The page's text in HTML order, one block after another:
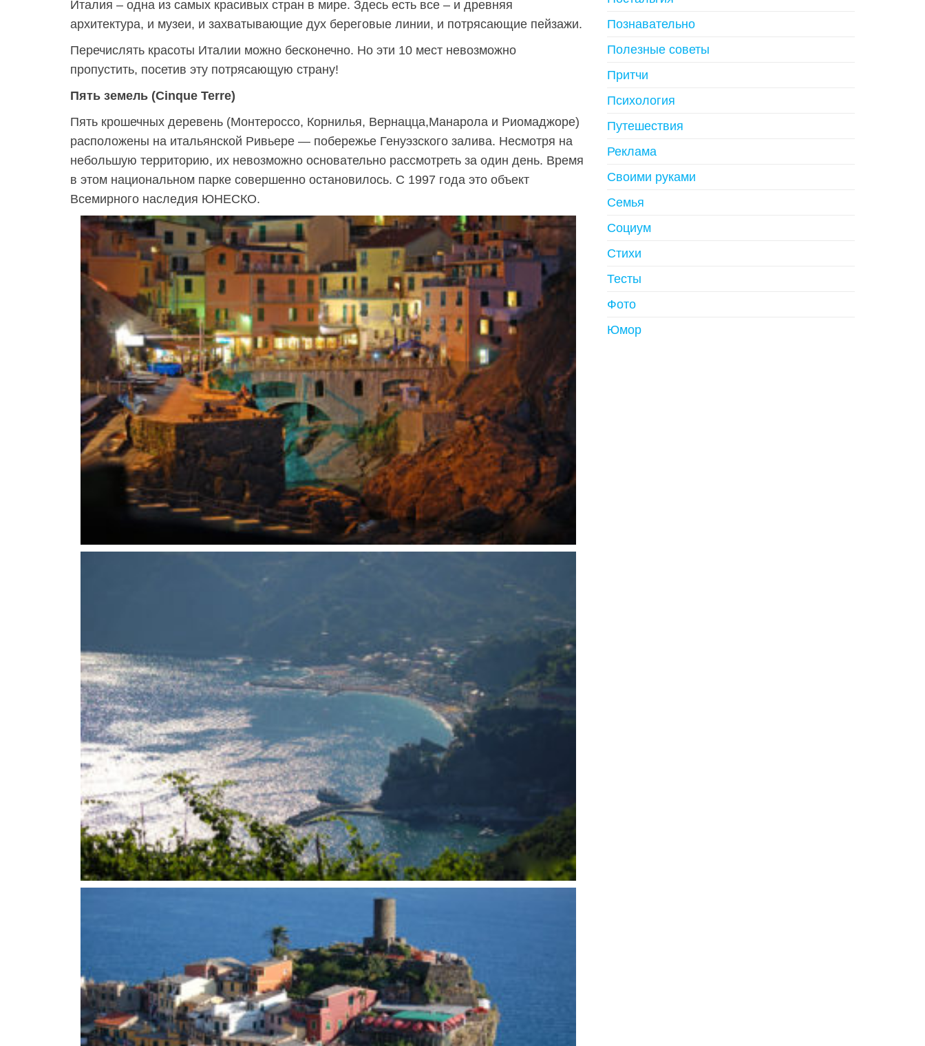
Италия – одна из самых красивых стран в мире. Здесь есть все – и древняя
архитектура, и музеи, и захватывающие дух береговые линии, и потрясающие пейзажи.
Перечислять красоты Италии можно бесконечно. Но эти 10 мест невозможно
пропустить, посетив эту потрясающую страну!
Пять земель (Cinque Terre)
Пять крошечных деревень (Монтероссо, Корнилья, Вернацца,Манарола и Риомаджоре)
расположены на итальянской Ривьере — побережье Генуэзского залива. Несмотря на
небольшую территорию, их невозможно основательно рассмотреть за один день. Время
в этом национальном парке совершенно остановилось. С 1997 года это объект
Всемирного наследия ЮНЕСКО.
Познавательно
Полезные советы
Притчи
Психология
Путешествия
Реклама
Своими руками
Семья
Социум
Стихи
Тесты
Фото
Юмор